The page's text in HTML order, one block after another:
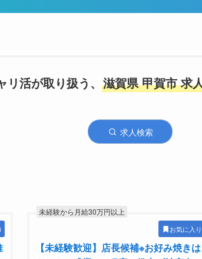
リ活が取り扱う、 滋賀県 甲賀市 求
求人検索
未経験から月給30万円以上
お気に入
【未経験歓迎】店長候補※お好み焼き